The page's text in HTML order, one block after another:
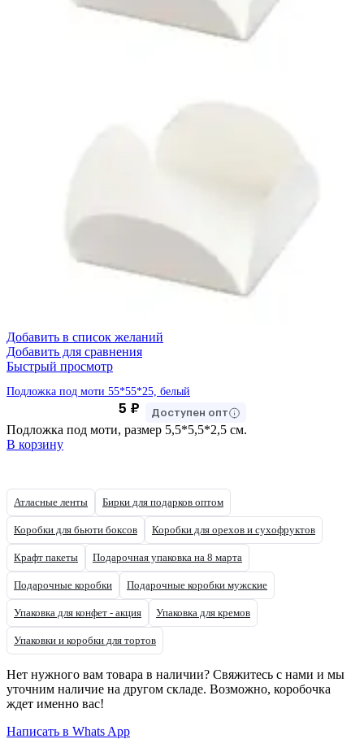
Добавить в список желаний
Добавить для сравнения
Быстрый просмотр
Подложка под моти 55*55*25, белый
5 ₽ Доступен опт
Подложка под моти, размер 5,5*5,5*2,5 см.
В корзину
Атласные ленты Бирки для подарков оптом
Коробки для бьюти боксов Коробки для орехов и сухофруктов
Крафт пакеты Подарочная упаковка на 8 марта
Подарочные коробки Подарочные коробки мужские
Упаковка для конфет - акция Упаковка для кремов
Упаковки и коробки для тортов
Нет нужного вам товара в наличии? Свяжитесь с нами и мы
уточним наличие на другом складе. Возможно, коробочка
ждет именно вас!
Написать в Whats App